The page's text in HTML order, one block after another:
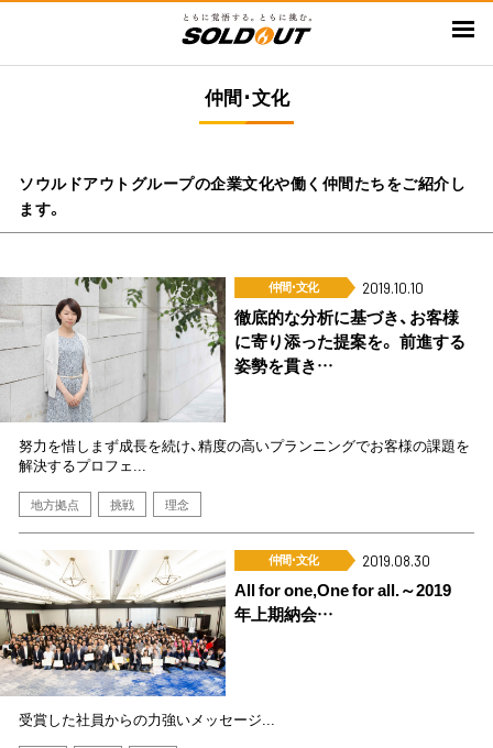
ン
に
動
仲間･文化
ソウルドアウトグループの企業文化や働く仲間たちをご紹介し
ます。
仲間･文化 2019.10.10
徹底的な分析に基づき、お客様
に寄り添った提案を。 前進する
姿勢を貫き…
努力を惜しまず成長を続け、精度の高いプランニングでお客様の課題を
解決するプロフェ...
地方拠点 挑戦 理念
仲間･文化 2019.08.30
All for one,One for all.～2019
年上期納会…
受賞した社員からの力強いメッセージ...